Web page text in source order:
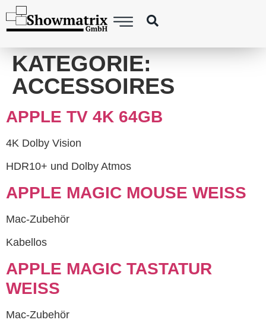
springen
KATEGORIE:
ACCESSOIRES
APPLE TV 4K 64GB
4K Dolby Vision
HDR10+ und Dolby Atmos
APPLE MAGIC MOUSE WEISS
Mac-Zubehör
Kabellos
APPLE MAGIC TASTATUR
WEISS
Mac-Zubehör